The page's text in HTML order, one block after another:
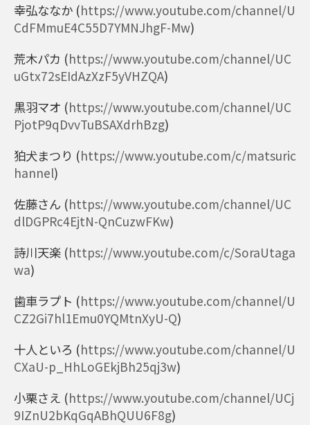
幸弘ななか (https://www.youtube.com/channel/U
CdFMmuE4C55D7YMNJhgF-Mw)
荒木パカ (https://www.youtube.com/channel/UC
uGtx72sEIdAzXzF5yVHZQA)
黒羽マオ (https://www.youtube.com/channel/UC
PjotP9qDvvTuBSAXdrhBzg)
狛犬まつり (https://www.youtube.com/c/matsuric
hannel)
佐藤さん (https://www.youtube.com/channel/UC
dlDGPRc4EjtN-QnCuzwFKw)
詩川天楽 (https://www.youtube.com/c/SoraUtaga
wa)
歯車ラプト (https://www.youtube.com/channel/U
CZ2Gi7hl1Emu0YQMtnXyU-Q)
十人といろ (https://www.youtube.com/channel/U
CXaU-p_HhLoGEkjBh25qj3w)
小栗さえ (https://www.youtube.com/channel/UCj
9IZnU2bKqGqABhQUU6F8g)